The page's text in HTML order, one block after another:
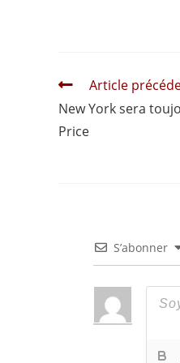
Read
articles
Article
New York sera
Price
S’abonner